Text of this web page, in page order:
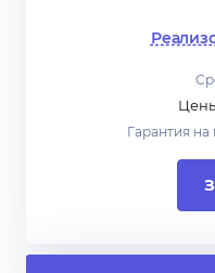
Гарантия